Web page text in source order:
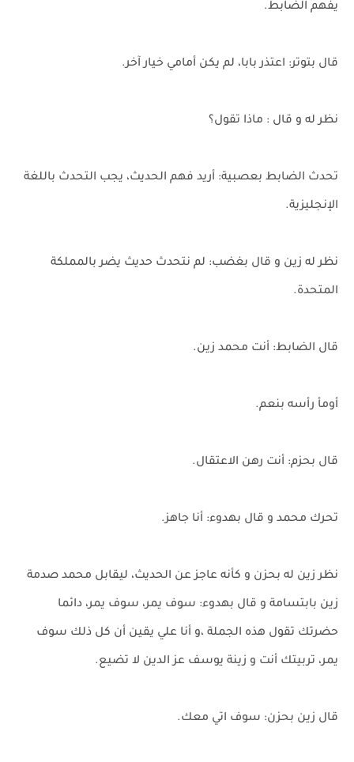
يفهم الضابط.
قال بتوتر: اعتذر بابا، لم يكن أمامي خيار آخر.
نظر له و قال : ماذا تقول؟
تحدث الضابط بعصبية: أريد فهم الحديث، يجب التحدث باللغة
الإنجليزية.
نظر له زين و قال بغضب: لم نتحدث حديث يضر بالمملكة
المتحدة.
قال الضابط: أنت محمد زين.
أومأ رأسه بنعم.
قال بحزم: أنت رهن الاعتقال.
تحرك محمد و قال بهدوء: أنا جاهز.
نظر زين له بحزن و كأنه عاجز عن الحديث، ليقابل محمد صدمة
زين بابتسامة و قال بهدوء: سوف يمر، سوف يمر، دائما
حضرتك تقول هذه الجملة ،و أنا علي يقين أن كل ذلك سوف
يمر، تربيتك أنت و زينة يوسف عز الدين لا تضيع.
قال زين بحزن: سوف اتي معك.